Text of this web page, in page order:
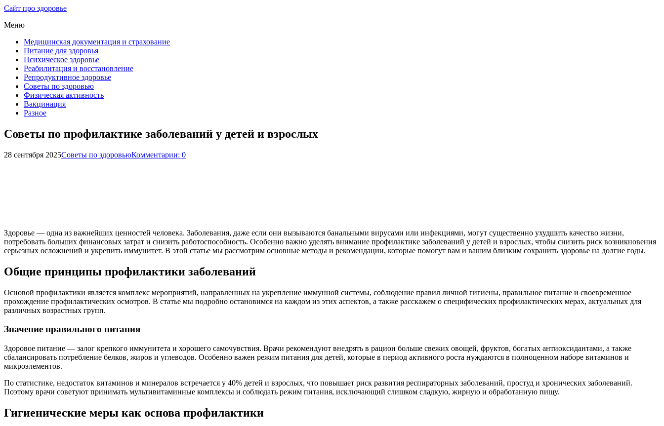
Сайт про здоровье
Меню
Медицинская документация и страхование
Питание для здоровья
Психическое здоровье
Реабилитация и восстановление
Репродуктивное здоровье
Советы по здоровью
Физическая активность
Вакцинация
Разное
Советы по профилактике заболеваний у детей и взрослых
28 сентября 2025Советы по здоровьюКомментарии: 0
Здоровье — одна из важнейших ценностей человека. Заболевания, даже если они вызываются банальными вирусами или инфекциями, могут существенно ухудшить качество жизни,
потребовать больших финансовых затрат и снизить работоспособность. Особенно важно уделять внимание профилактике заболеваний у детей и взрослых, чтобы снизить риск возникновения
серьезных осложнений и укрепить иммунитет. В этой статье мы рассмотрим основные методы и рекомендации, которые помогут вам и вашим близким сохранить здоровье на долгие годы.
Общие принципы профилактики заболеваний
Основой профилактики является комплекс мероприятий, направленных на укрепление иммунной системы, соблюдение правил личной гигиены, правильное питание и своевременное
прохождение профилактических осмотров. В статье мы подробно остановимся на каждом из этих аспектов, а также расскажем о специфических профилактических мерах, актуальных для
различных возрастных групп.
Значение правильного питания
Здоровое питание — залог крепкого иммунитета и хорошего самочувствия. Врачи рекомендуют внедрять в рацион больше свежих овощей, фруктов, богатых антиоксидантами, а также
сбалансировать потребление белков, жиров и углеводов. Особенно важен режим питания для детей, которые в период активного роста нуждаются в полноценном наборе витаминов и
микроэлементов.
По статистике, недостаток витаминов и минералов встречается у 40% детей и взрослых, что повышает риск развития респираторных заболеваний, простуд и хронических заболеваний.
Поэтому врачи советуют принимать мультивитаминные комплексы и соблюдать режим питания, исключающий слишком сладкую, жирную и обработанную пищу.
Гигиенические меры как основа профилактики